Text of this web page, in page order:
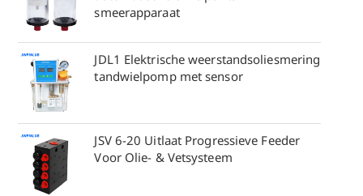
smeerapparaat
JDL1 Elektrische weerstandsoliesmering
tandwielpomp met sensor
JSV 6-20 Uitlaat Progressieve Feeder
Voor Olie- & Vetsysteem